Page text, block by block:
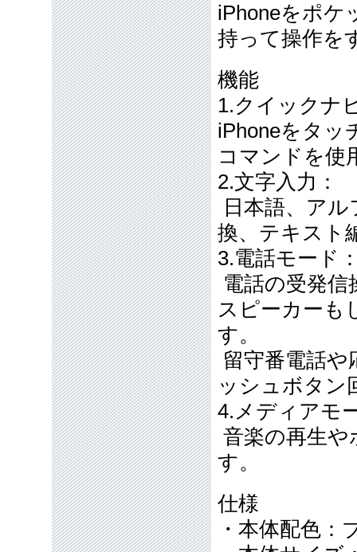
iPhoneをポケ
持って操作を
機能
1.クイックナ
iPhoneをタッ
コマンドを使
2.文字入力：
日本語、ア
換、テキスト
3.電話モード
電話の受発信
スピーカーも
す。
留守番電話
ッシュボタン
4.メディアモ
音楽の再生
す。
仕様
・本体配色：